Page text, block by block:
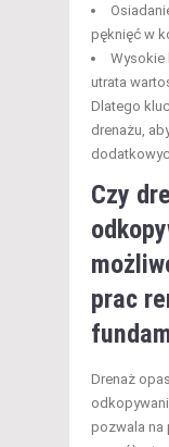
pęknięć w
Wysokie
utrata
Dlatego
drenażu,
Czy
prac
Drenaż
pozwala na